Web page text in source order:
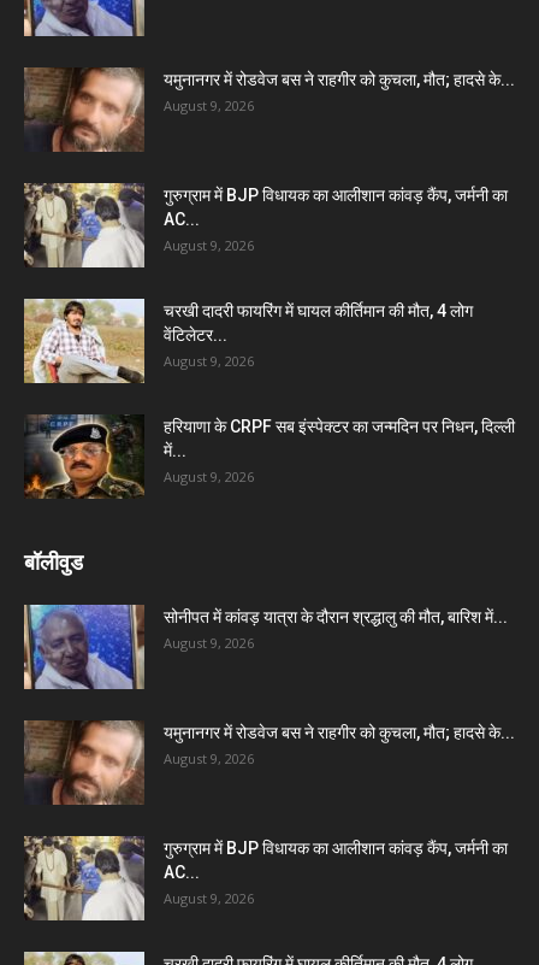
यमुनानगर में रोडवेज बस ने राहगीर को कुचला, मौत; हादसे के...
August 9, 2026
गुरुग्राम में BJP विधायक का आलीशान कांवड़ कैंप, जर्मनी का
AC...
August 9, 2026
चरखी दादरी फायरिंग में घायल कीर्तिमान की मौत, 4 लोग
वेंटिलेटर...
August 9, 2026
हरियाणा के CRPF सब इंस्पेक्टर का जन्मदिन पर निधन, दिल्ली
में...
August 9, 2026
बॉलीवुड
सोनीपत में कांवड़ यात्रा के दौरान श्रद्धालु की मौत, बारिश में...
August 9, 2026
यमुनानगर में रोडवेज बस ने राहगीर को कुचला, मौत; हादसे के...
August 9, 2026
गुरुग्राम में BJP विधायक का आलीशान कांवड़ कैंप, जर्मनी का
AC...
August 9, 2026